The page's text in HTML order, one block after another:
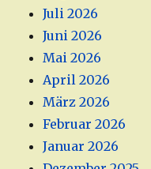
Juli 2026
Juni 2026
Mai 2026
April 2026
März 2026
Februar 2026
Januar 2026